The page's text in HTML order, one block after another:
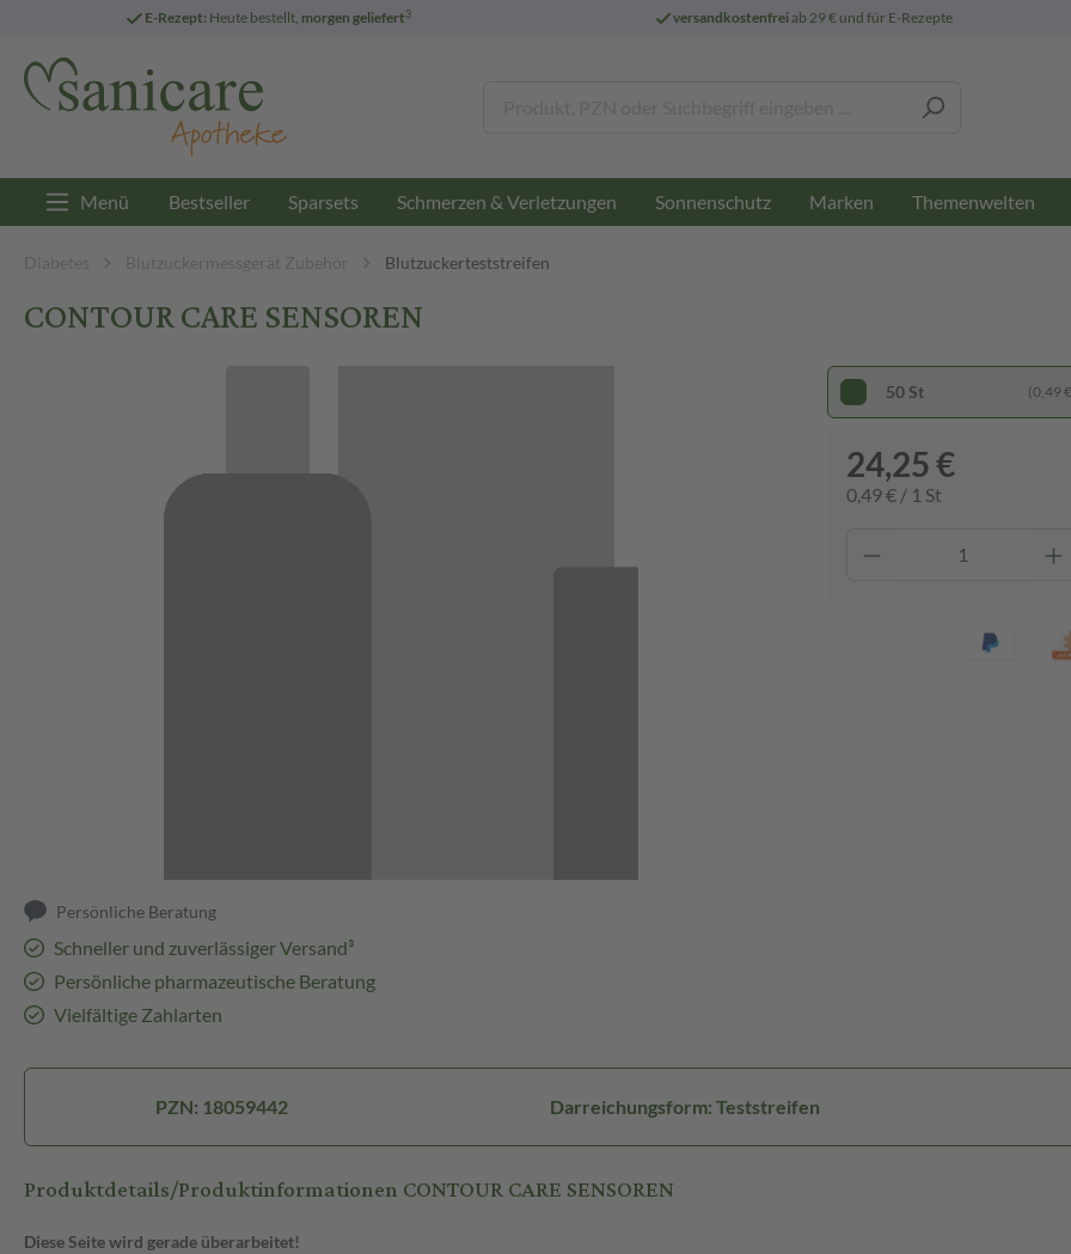
E-Rezept: Heute bestellt, morgen geliefert3 versandkostenfreiab 29 € und für E-Rezepte
Menü Bestseller Sparsets Schmerzen & Verletzungen Sonnenschutz Marken Themenwelten
Diabetes Blutzuckermessgerät Zubehör Blutzuckerteststreifen
CONTOUR CARE SENSOREN
Persönliche Beratung
Schneller und zuverlässiger Versand³
Persönliche pharmazeutische Beratung
Vielfältige Zahlarten
50 St (0,49
24,25 €
0,49 € / 1 St
PZN: 18059442 Darreichungsform: Teststreifen
Produktdetails/Produktinformationen CONTOUR CARE SENSOREN
Diese Seite wird gerade überarbeitet!